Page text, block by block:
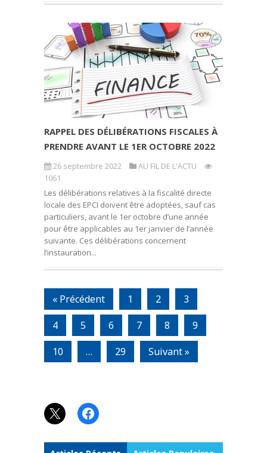
RAPPEL DES DÉLIBÉRATIONS FISCALES À
PRENDRE AVANT LE 1ER OCTOBRE 2022
26 septembre 2022
AU FIL DE L'ACTU
1061
Les délibérations relatives à la fiscalité directe
locale des EPCI doivent être adoptées, sauf cas
particuliers, avant le 1er octobre d’une année
pour être applicables au 1er janvier de l’année
suivante. Ces délibérations concernent
l’instauration...
« Précédent 1 2
3
4
5 6 7 8
9
10
… 29 Suivant »
X Facebook